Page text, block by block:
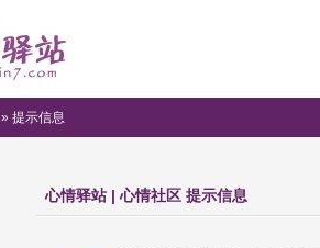
» 提示信息
心情驿站 | 心情社区 提示信息